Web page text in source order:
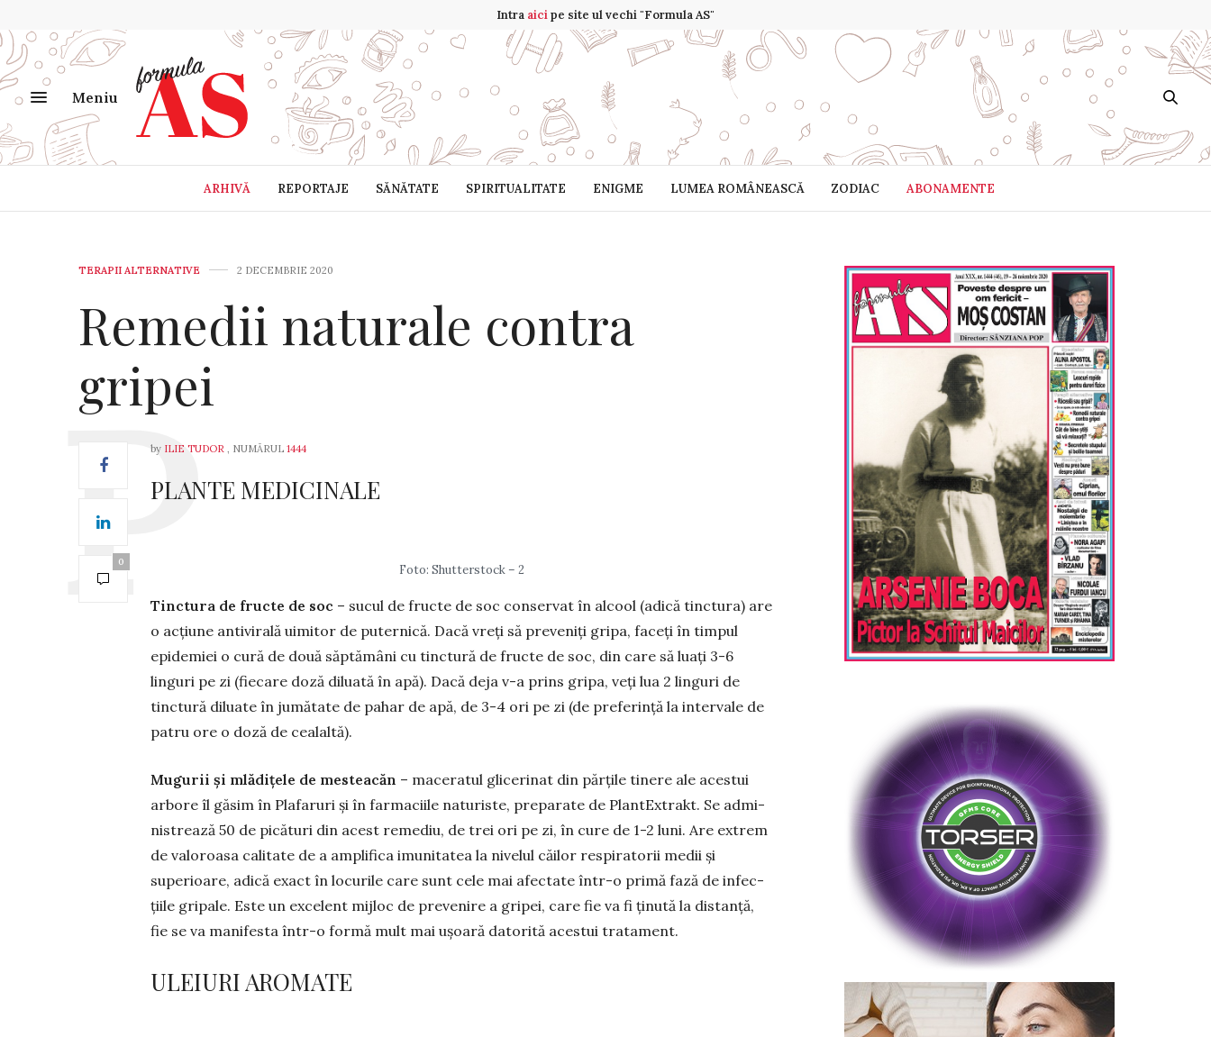
Intra aicipe site ul vechi "Formula AS"
Meniu
ARHIVĂ REPORTAJE SĂNĂTATE SPIRITUALITATE ENIGME LUMEA ROMÂNEASCĂ ZODIAC ABONAMENTE
TERAPII ALTERNATIVE 2 DECEMBRIE 2020
Remedii naturale contra
gripei
0
by ILIE TUDOR , NUMĂRUL 1444
PLANTE MEDICINALE
Foto: Shutterstock – 2
Tinctura de fructe de soc – sucul de fructe de soc con­servat în alcool (adică tinc­tura) are
o acțiune anti­virală uimitor de puternică. Dacă vreți să pre­veniți gripa, faceți în timpul
epidemiei o cură de două săptămâni cu tinctură de fruc­te de soc, din care să luați 3-6
linguri pe zi (fiecare doză diluată în apă). Dacă deja v-a prins gripa, veți lua 2 linguri de
tinc­tură diluate în jumă­tate de pahar de apă, de 3-4 ori pe zi (de preferință la inter­vale de
patru ore o doză de cealaltă).
Mugurii și mlădițele de mesteacăn – ma­ceratul glice­rinat din părțile tinere ale acestui
ar­bo­re îl găsim în Plafa­ruri și în far­ma­ciile natu­riste, preparate de PlantExtrakt. Se admi­
nistrează 50 de picături din acest remediu, de trei ori pe zi, în cure de 1-2 luni. Are ex­trem
de valo­roasa calitate de a am­plifica imunitatea la nivelul căilor res­piratorii medii și
superioare, adi­că exact în locurile care sunt cele mai afectate într-o primă fază de in­fec­
țiile gripale. Este un excelent mijloc de preve­nire a gri­pei, care fie va fi ținută la distanță,
fie se va manifesta într-o formă mult mai ușoară datorită acestui tratament.
ULEIURI AROMATE